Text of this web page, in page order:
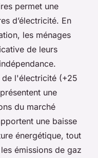
permet une
d’électricité. En
les ménages
de leurs
de l'électricité (+25
une
du marché
une baisse
énergétique, tout
émissions de gaz